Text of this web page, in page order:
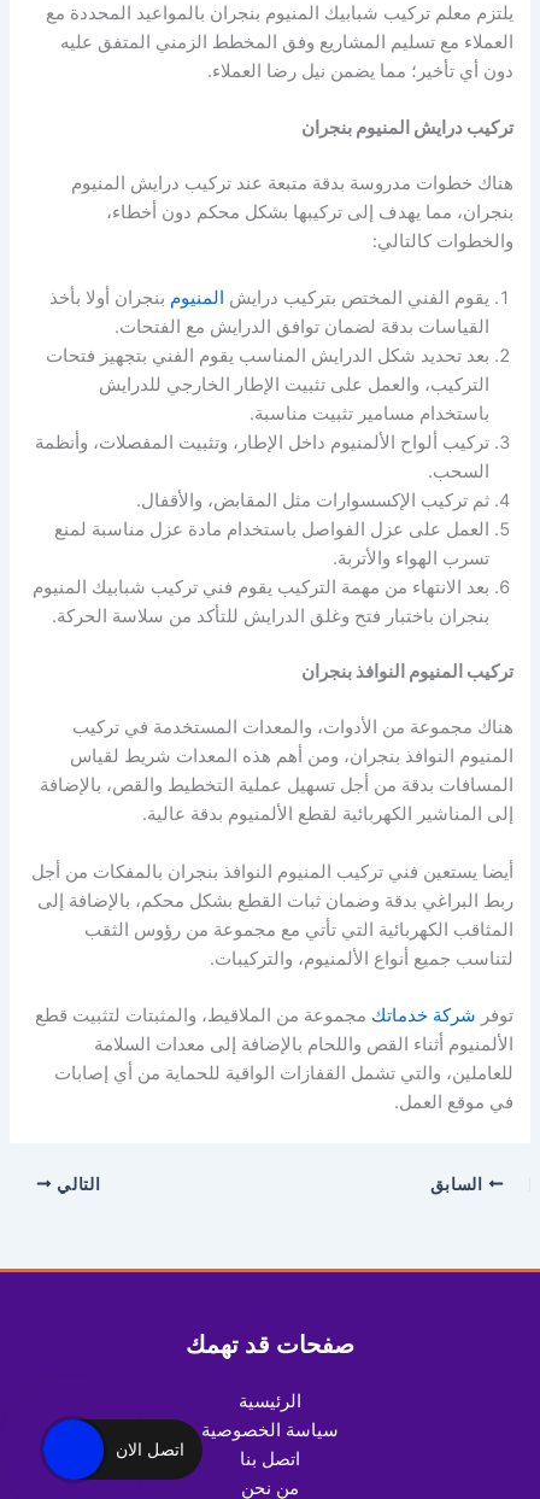
يلتزم معلم تركيب شبابيك المنيوم بنجران بالمواعيد المحددة مع
العملاء مع تسليم المشاريع وفق المخطط الزمني المتفق عليه
دون أي تأخير؛ مما يضمن نيل رضا العملاء.
تركيب درايش المنيوم بنجران
هناك خطوات مدروسة بدقة متبعة عند تركيب درايش المنيوم
بنجران، مما يهدف إلى تركيبها بشكل محكم دون أخطاء،
والخطوات كالتالي:
يقوم الفني المختص بتركيب درايش المنيوم بنجران أولا بأخذ
القياسات بدقة لضمان توافق الدرايش مع الفتحات.
بعد تحديد شكل الدرايش المناسب يقوم الفني بتجهيز فتحات
التركيب، والعمل على تثبيت الإطار الخارجي للدرايش
باستخدام مسامير تثبيت مناسبة.
تركيب ألواح الألمنيوم داخل الإطار، وتثبيت المفصلات، وأنظمة
السحب.
ثم تركيب الإكسسوارات مثل المقابض، والأقفال.
العمل على عزل الفواصل باستخدام مادة عزل مناسبة لمنع
تسرب الهواء والأتربة.
بعد الانتهاء من مهمة التركيب يقوم فني تركيب شبابيك المنيوم
بنجران باختبار فتح وغلق الدرايش للتأكد من سلاسة الحركة.
تركيب المنيوم النوافذ بنجران
هناك مجموعة من الأدوات، والمعدات المستخدمة في تركيب
المنيوم النوافذ بنجران، ومن أهم هذه المعدات شريط لقياس
المسافات بدقة من أجل تسهيل عملية التخطيط والقص، بالإضافة
إلى المناشير الكهربائية لقطع الألمنيوم بدقة عالية.
أيضا يستعين فني تركيب المنيوم النوافذ بنجران بالمفكات من أجل
ربط البراغي بدقة وضمان ثبات القطع بشكل محكم، بالإضافة إلى
المثاقب الكهربائية التي تأتي مع مجموعة من رؤوس الثقب
لتناسب جميع أنواع الألمنيوم، والتركيبات.
توفر شركة خدماتك مجموعة من الملاقيط، والمثبتات لتثبيت قطع
الألمنيوم أثناء القص واللحام بالإضافة إلى معدات السلامة
للعاملين، والتي تشمل القفازات الواقية للحماية من أي إصابات
في موقع العمل.
السابق التالي
صفحات قد تهمك
الرئيسية
سياسة الخصوصية
اتصل بنا
من نحن
اتصل الان